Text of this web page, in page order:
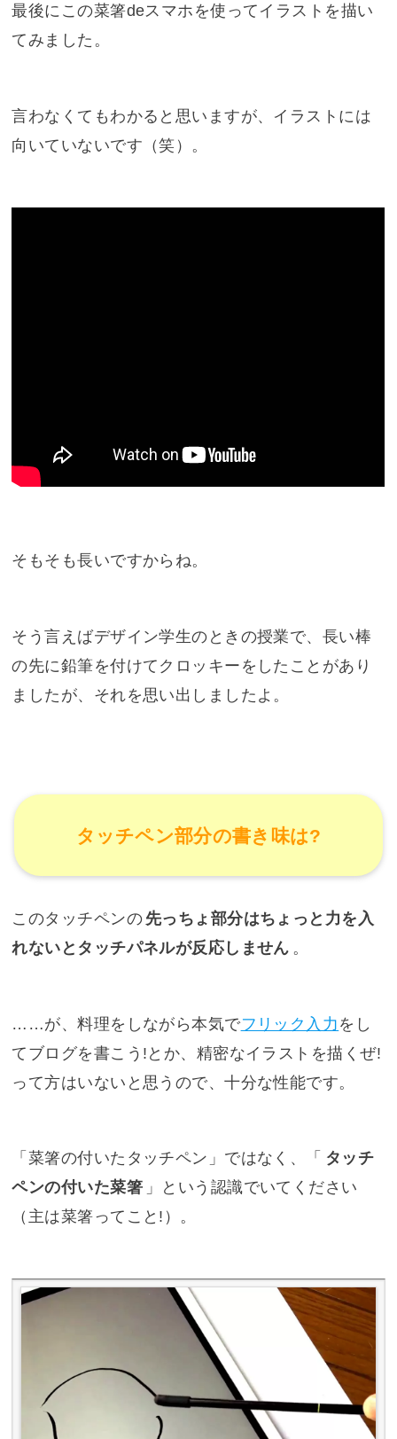
最後にこの菜箸deスマホを使ってイラストを描い
てみました。
言わなくてもわかると思いますが、イラストには
向いていないです（笑）。
そもそも長いですからね。
そう言えばデザイン学生のときの授業で、長い棒
の先に鉛筆を付けてクロッキーをしたことがあり
ましたが、それを思い出しましたよ。
タッチペン部分の書き味は?
このタッチペンの 先っちょ部分はちょっと力を入
れないとタッチパネルが反応しません 。
……が、料理をしながら本気でフリック入力 をし
てブログを書こう!とか、精密なイラストを描くぜ!
って方はいないと思うので、十分な性能です。
「菜箸の付いたタッチペン」ではなく、「 タッチ
ペンの付いた菜箸 」という認識でいてください
（主は菜箸ってこと!）。